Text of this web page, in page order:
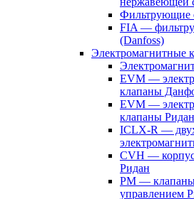
Фильтрующие
FIA —
(Danfoss)
Электромагнитные
EVM —
клапаны
EVM —
клапаны Ридан
ICLX-R —
CVH — корпус
Ридан
PM —
управлением